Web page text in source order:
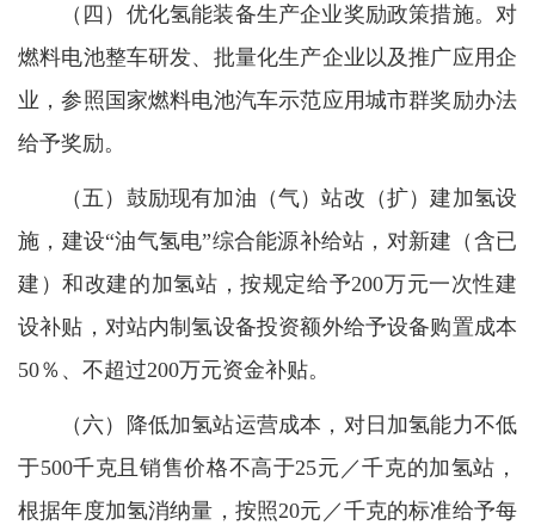
（四）优化氢能装备生产企业奖励政策措施。对
燃料电池整车研发、批量化生产企业以及推广应用企
业，参照国家燃料电池汽车示范应用城市群奖励办法
给予奖励。
（五）鼓励现有加油（气）站改（扩）建加氢设
施，建设“油气氢电”综合能源补给站，对新建（含已
建）和改建的加氢站，按规定给予200万元一次性建
设补贴，对站内制氢设备投资额外给予设备购置成本
50％、不超过200万元资金补贴。
（六）降低加氢站运营成本，对日加氢能力不低
于500千克且销售价格不高于25元／千克的加氢站，
根据年度加氢消纳量，按照20元／千克的标准给予每